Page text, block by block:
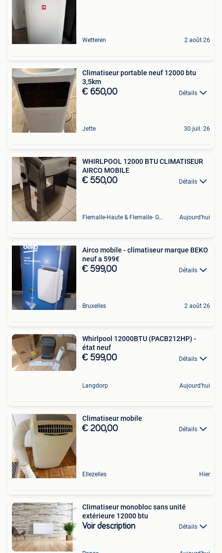
Wetteren 2 août 26
Climatiseur portable neuf 12000 btu
3,5km
€ 650,00 Détails
Jette 30 juil. 26
WHIRLPOOL 12000 BTU CLIMATISEUR
AIRCO MOBILE
€ 550,00 Détails
Flemalle-Haute & Flemalle- Grande & Partie Awirs Aujourd'hui
Airco mobile - climatiseur marque BEKO
neuf a 599€
€ 599,00 Détails
Bruxelles 2 août 26
Whirlpool 12000BTU (PACB212HP) -
état neuf
€ 599,00 Détails
Langdorp Aujourd'hui
Climatiseur mobile
€ 200,00 Détails
Ellezelles Hier
Climatiseur monobloc sans unité
extérieure 12000 btu
Voir description Détails